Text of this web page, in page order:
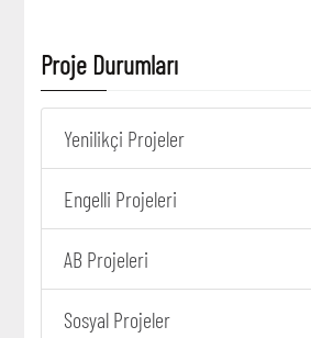
Proje Durumları
Yenilikçi Projeler
Engelli Projeleri
AB Projeleri
Sosyal Projeler